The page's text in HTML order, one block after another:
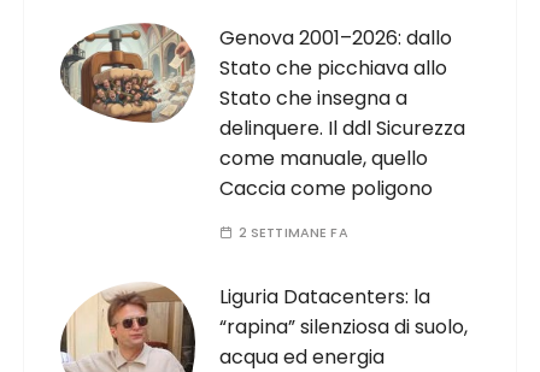
Genova 2001–2026: dallo
Stato che picchiava allo
Stato che insegna a
delinquere. Il ddl Sicurezza
come manuale, quello
Caccia come poligono
2 SETTIMANE FA
Liguria Datacenters: la
“rapina” silenziosa di suolo,
acqua ed energia